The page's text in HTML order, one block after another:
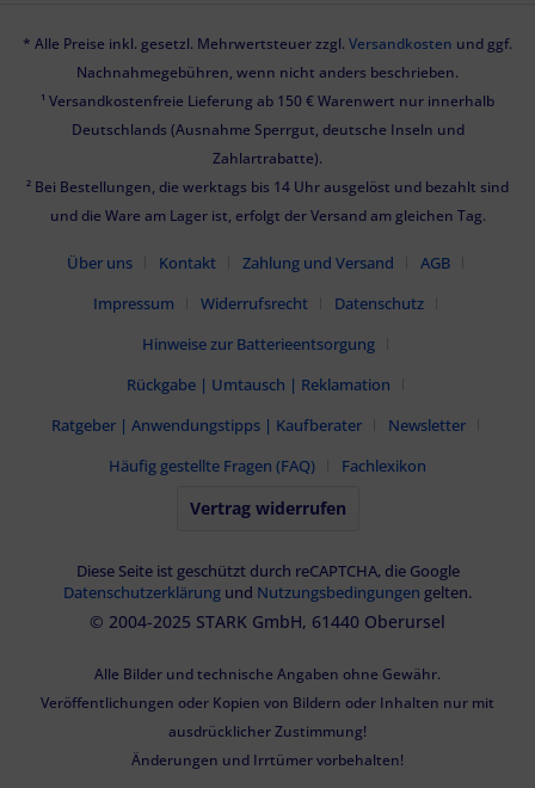
* Alle Preise inkl. gesetzl. Mehrwertsteuer zzgl. Versandkosten und ggf.
Nachnahmegebühren, wenn nicht anders beschrieben.
¹ Versandkostenfreie Lieferung ab 150 € Warenwert nur innerhalb
Deutschlands (Ausnahme Sperrgut, deutsche Inseln und
Zahlartrabatte).
² Bei Bestellungen, die werktags bis 14 Uhr ausgelöst und bezahlt sind
und die Ware am Lager ist, erfolgt der Versand am gleichen Tag.
Über uns Kontakt Zahlung und Versand
AGB
Impressum
Widerrufsrecht
Datenschutz
Hinweise zur Batterieentsorgung
Rückgabe | Umtausch | Reklamation
Ratgeber | Anwendungstipps | Kaufberater
Newsletter
Häufig gestellte Fragen (FAQ)
Fachlexikon
Vertrag widerrufen
Diese Seite ist geschützt durch reCAPTCHA, die Google
Datenschutzerklärung und Nutzungsbedingungen gelten.
© 2004-2025 STARK GmbH, 61440 Oberursel
Alle Bilder und technische Angaben ohne Gewähr.
Veröffentlichungen oder Kopien von Bildern oder Inhalten nur mit
ausdrücklicher Zustimmung!
Änderungen und Irrtümer vorbehalten!